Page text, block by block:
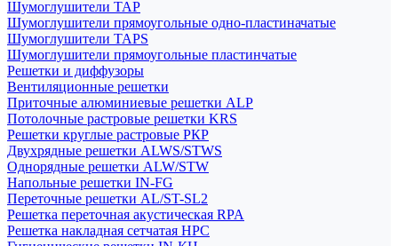
Шумоглушители TAP
Шумоглушители прямоугольные одно-пластиначатые
Шумоглушители TAPS
Шумоглушители прямоугольные пластинчатые
Решетки и диффузоры
Вентиляционные решетки
Приточные алюминиевые решетки ALP
Потолочные растровые решетки KRS
Решетки круглые растровые РКР
Двухрядные решетки ALWS/STWS
Однорядные решетки ALW/STW
Напольные решетки IN-FG
Переточные решетки AL/ST-SL2
Решетка переточная акустическая RPA
Решетка накладная сетчатая НРС